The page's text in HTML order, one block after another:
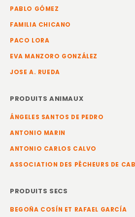
PABLO GÓMEZ
FAMILIA CHICANO
PACO LORA
EVA MANZORO GONZÁLEZ
JOSE A. RUEDA
PRODUITS ANIMAUX
ÁNGELES SANTOS DE PEDRO
ANTONIO MARIN
ANTONIO CARLOS CALVO
ASSOCIATION DES PÊCHEURS DE
PRODUITS SECS
BEGOÑA COSÍN ET RAFAEL GARCÍA